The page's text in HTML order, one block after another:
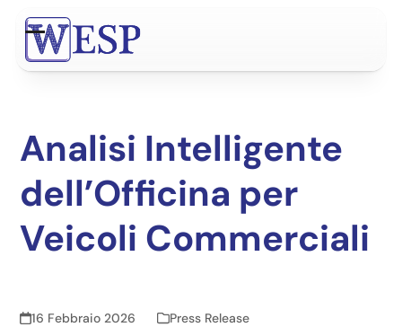
contentOpen
Close
Analisi Intelligente
dell’Officina per
Veicoli Commerciali
16 Febbraio 2026 Press Release